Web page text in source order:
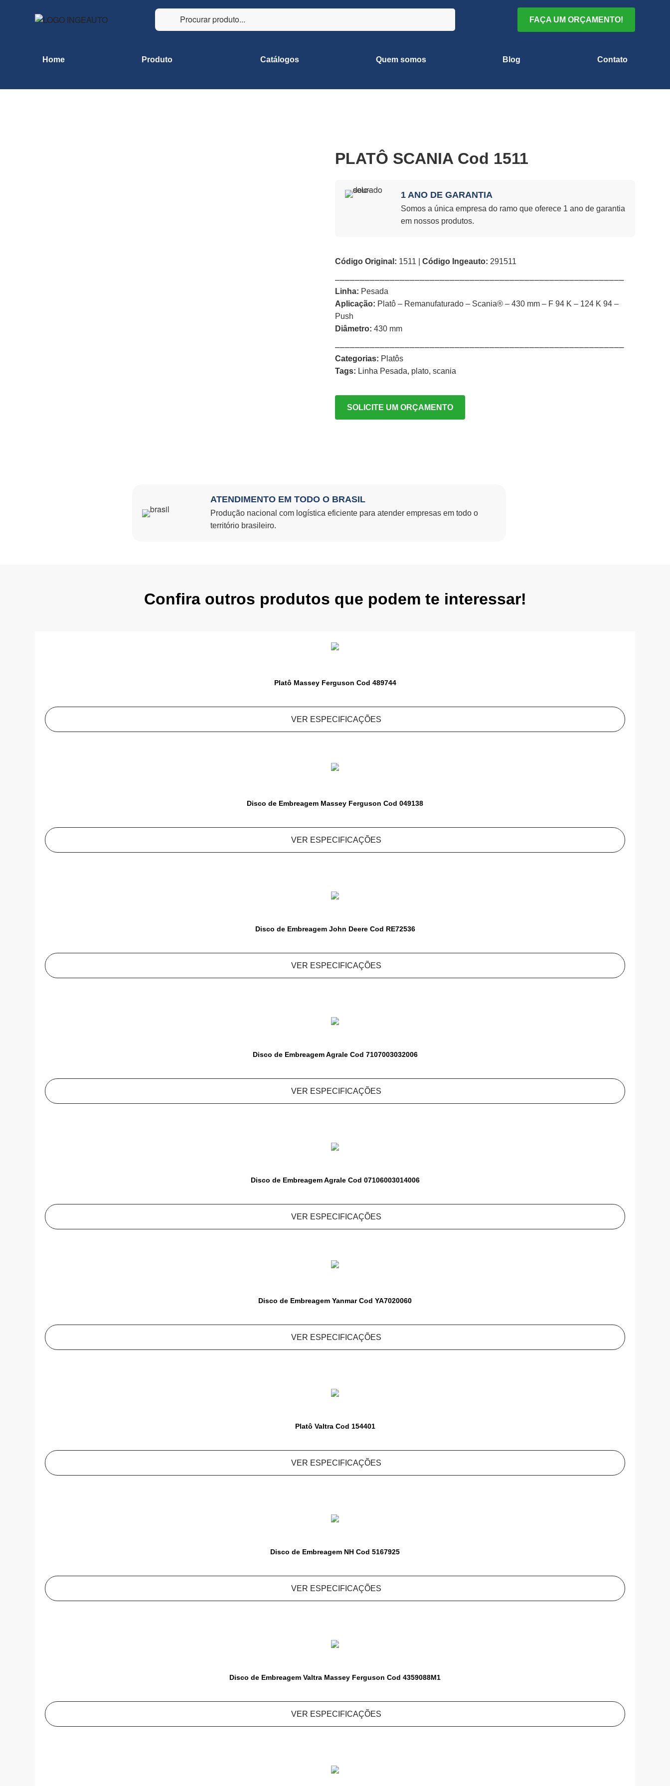
FAÇA UM ORÇAMENTO!
Home Produto Catálogos Quem somos Blog Contato
PLATÔ SCANIA Cod 1511
1 ANO DE GARANTIA
Somos a única empresa do ramo que oferece 1 ano de garantia
em nossos produtos.
Código Original: 1511 | Código Ingeauto: 291511
Linha: Pesada
Aplicação: Platô – Remanufaturado – Scania® – 430 mm – F 94 K – 124 K 94 –
Push
Diâmetro: 430 mm
Categorias: Platôs
Tags: Linha Pesada, plato, scania
SOLICITE UM ORÇAMENTO
ATENDIMENTO EM TODO O BRASIL
Produção nacional com logística eficiente para atender empresas em todo o
território brasileiro.
Confira outros produtos que podem te interessar!
Platô Massey Ferguson Cod 489744
VER ESPECIFICAÇÕES
Disco de Embreagem Massey Ferguson Cod 049138
VER ESPECIFICAÇÕES
Disco de Embreagem John Deere Cod RE72536
VER ESPECIFICAÇÕES
Disco de Embreagem Agrale Cod 7107003032006
VER ESPECIFICAÇÕES
Disco de Embreagem Agrale Cod 07106003014006
VER ESPECIFICAÇÕES
Disco de Embreagem Yanmar Cod YA7020060
VER ESPECIFICAÇÕES
Platô Valtra Cod 154401
VER ESPECIFICAÇÕES
Disco de Embreagem NH Cod 5167925
VER ESPECIFICAÇÕES
Disco de Embreagem Valtra Massey Ferguson Cod 4359088M1
VER ESPECIFICAÇÕES